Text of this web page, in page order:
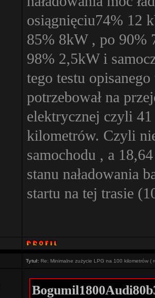
osiągnięciu74% 12
85% 8kW , po 90%
98% 2,5kW i
tego testu
potrzebował na
elektrycznej czyli
kilometrów. Czyli
samochodu , a
stanu naładowania
startu na tej trasie
Tytuł: Re: Minimalne zużycie LPG na 100 kilometrów (